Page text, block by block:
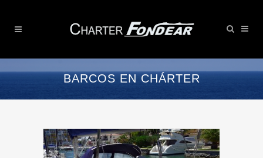
BARCOS EN CHÁRTER